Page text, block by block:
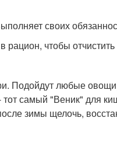
своих
рацион, чтобы
Подойдут любые
самый "Веник" для
зимы щелочь,